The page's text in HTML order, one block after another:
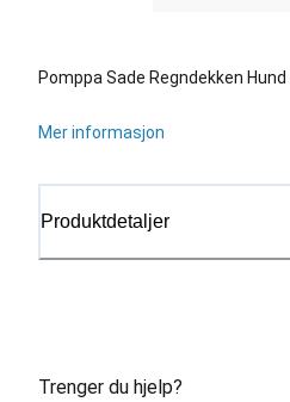
Pomppa Sade Regndekken
Mer informasjon
Produktdetaljer
Trenger du hjelp?